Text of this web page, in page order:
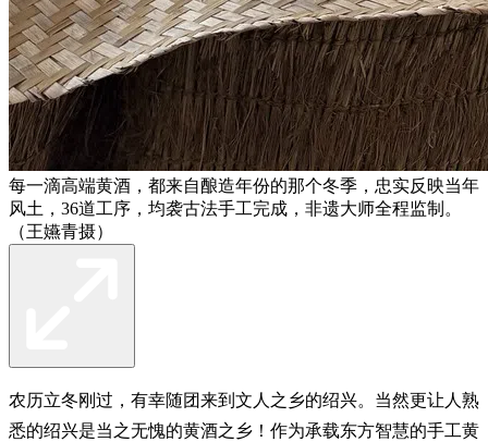
每一滴高端黄酒，都来自酿造年份的那个冬季，忠实反映当年
风土，36道工序，均袭古法手工完成，非遗大师全程监制。
（王嬿青摄）
农历立冬刚过，有幸随团来到文人之乡的绍兴。当然更让人熟
悉的绍兴是当之无愧的黄酒之乡！作为承载东方智慧的手工黄